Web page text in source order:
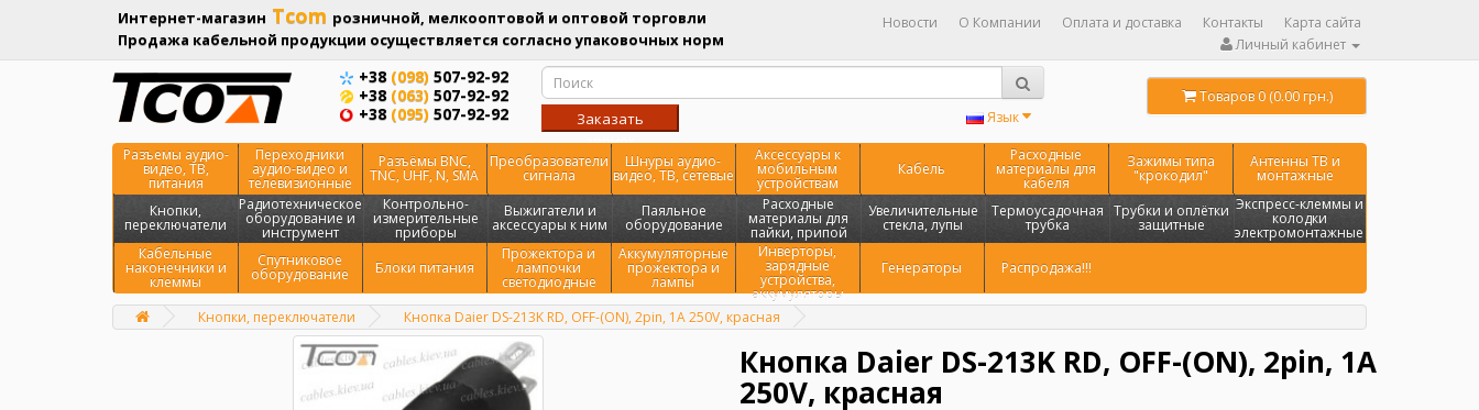
Интернет-магазин Tcom розничной, мелкооптовой и оптовой торговли
Продажа кабельной продукции осуществляется согласно упаковочных норм
Новости О Компании Оплата и доставка Контакты
Карта сайта
Личный кабинет
+38 (098) 507-92-92
+38 (063) 507-92-92
+38 (095) 507-92-92
Заказать
звонок
Язык
Товаров 0 (0.00 грн.)
Разъемы аудио-
видео, ТВ,
питания
Переходники
аудио-видео и
телевизионные
Разъёмы BNC,
TNC, UHF, N, SMA
Преобразователи
сигнала
Шнуры аудио-
видео, ТВ, сетевые
Аксессуары к
мобильным
устройствам
Кабель
Расходные
материалы для
кабеля
Зажимы типа
"крокодил"
Антенны ТВ и
монтажные
Кнопки,
переключатели
Радиотехническое
оборудование и
инструмент
Контрольно-
измерительные
приборы
Выжигатели и
аксессуары к ним
Паяльное
оборудование
Расходные
материалы для
пайки, припой
Увеличительные
стекла, лупы
Термоусадочная
трубка
Трубки и оплётки
защитные
Экспресс-клеммы и
колодки
электромонтажные
Кабельные
наконечники и
клеммы
Спутниковое
оборудование Блоки питания
Прожектора и
лампочки
светодиодные
Аккумуляторные
прожектора и
лампы
Инверторы,
зарядные
устройства,
аккумуляторы
Генераторы Распродажа!!!
Главная
Кнопки, переключатели Кнопка Daier DS-213K RD, OFF-(ON), 2pin, 1A 250V, красная
Кнопка Daier DS-213K RD, OFF-(ON), 2pin, 1A
250V, красная